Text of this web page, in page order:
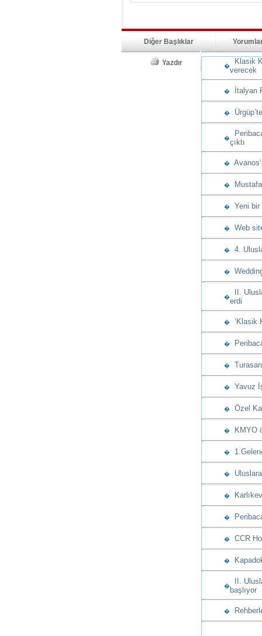
Diğer Başlıklar
Yazdır �
Klasik
verecek
� İtalyan
�
�çıktı
�
�
� Yeni bir
� Web
� 4.
�
�
II.
erdi
� ‘Klasik
�
�
� Yavuz
� Özel
� KMYO
�
�
�
�
� CCR
�
�
II.
başlıyor
�